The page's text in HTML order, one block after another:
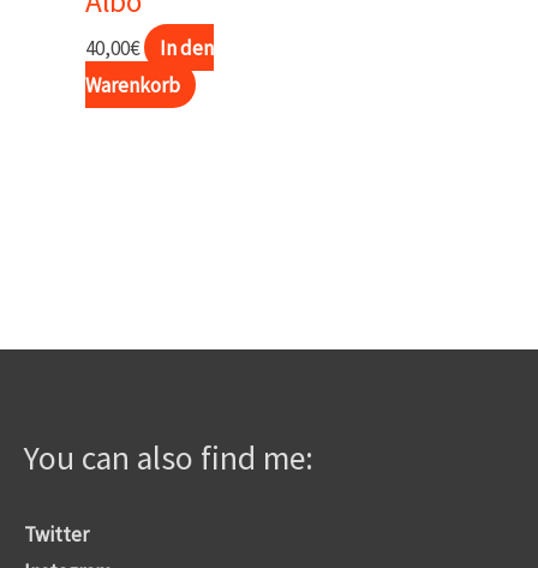
40,00€
In den
Warenkorb
You can also find me:
Twitter